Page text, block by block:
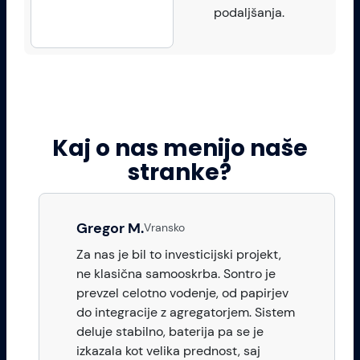
podaljšanja.
Kaj o nas menijo naše
stranke?
Gregor M.Vransko
Za nas je bil to investicijski projekt,
ne klasična samooskrba. Sontro je
prevzel celotno vodenje, od papirjev
do integracije z agregatorjem. Sistem
deluje stabilno, baterija pa se je
izkazala kot velika prednost, saj